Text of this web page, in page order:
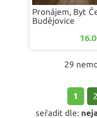
Pronájem, Byt
Budějovice
29
1 2
seřadit dle: